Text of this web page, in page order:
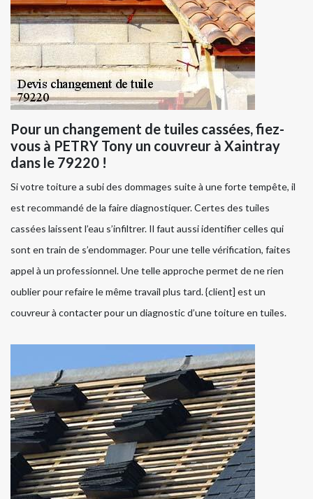
Pour un changement de tuiles cassées, fiez-
vous à PETRY Tony un couvreur à Xaintray
dans le 79220 !
Si votre toiture a subi des dommages suite à une forte tempête, il
est recommandé de la faire diagnostiquer. Certes des tuiles
cassées laissent l’eau s’infiltrer. Il faut aussi identifier celles qui
sont en train de s’endommager. Pour une telle vérification, faites
appel à un professionnel. Une telle approche permet de ne rien
oublier pour refaire le même travail plus tard. {client] est un
couvreur à contacter pour un diagnostic d’une toiture en tuiles.